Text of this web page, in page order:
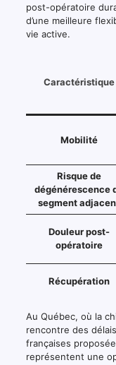
post-opératoire
d’une meilleure
vie active.
Caractéristique
Mobilité
Risque de
dégénérescence
segment
Douleur post-
opératoire
Récupération
Au Québec, où la
rencontre des
françaises
représentent une